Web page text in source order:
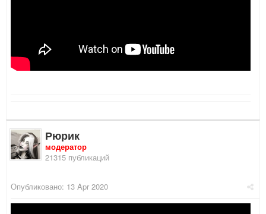
Рюрик
модератор
21315 публикаций
Опубликовано: 13 Apr 2020